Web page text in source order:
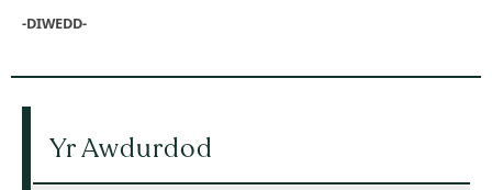
-DIWEDD-
Yr Awdurdod